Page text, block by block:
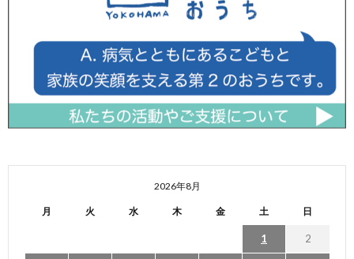
2026年8月
月 火 水 木 金 土 日
1 2